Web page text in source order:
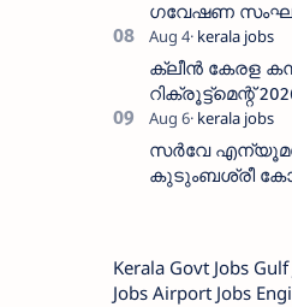
ഗവേഷണ സംഘടന
യിൽ ജോലി
25, 500 രൂപ
ക്ലീൻ കേരള
റിക്രൂട്ട്മെന്റ്
തസ്തികയിലേക്ക്
വാക്ക് ഇൻ
സർവേ
കുടുംബശ്രീ
Kerala Govt Jobs
Jobs Airport Jobs